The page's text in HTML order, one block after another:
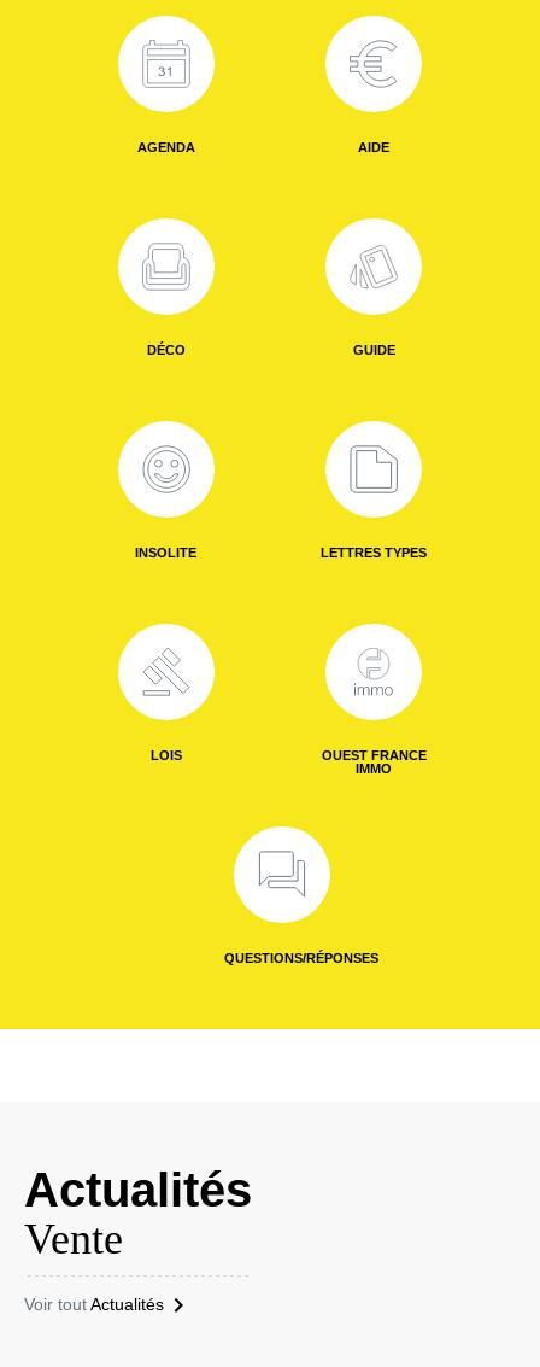
AGENDA AIDE
DÉCO GUIDE
INSOLITE LETTRES TYPES
LOIS
OUEST FRANCE
IMMO
QUESTIONS/RÉPONSES
Actualités
Vente
Voir toutActualités